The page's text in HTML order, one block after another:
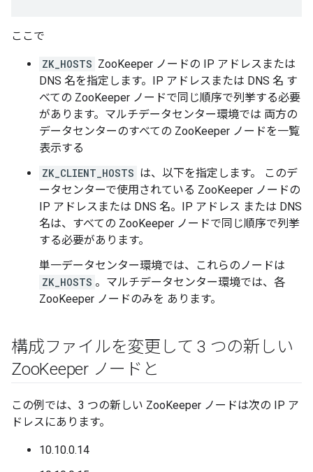
ここで
ZK_HOSTS ZooKeeper ノードの IP アドレスまたは
DNS 名を指定します。IP アドレスまたは DNS 名 す
べての ZooKeeper ノードで同じ順序で列挙する必要
があります。マルチデータセンター環境では 両方の
データセンターのすべての ZooKeeper ノードを一覧
表示する
ZK_CLIENT_HOSTS は、以下を指定します。 このデ
ータセンターで使用されている ZooKeeper ノードの
IP アドレスまたは DNS 名。IP アドレス または DNS
名は、すべての ZooKeeper ノードで同じ順序で列挙
する必要があります。
単一データセンター環境では、これらのノードは
ZK_HOSTS 。マルチデータセンター環境では、各
ZooKeeper ノードのみを あります。
構成ファイルを変更して 3 つの新しい
ZooKeeper ノードと
この例では、3 つの新しい ZooKeeper ノードは次の IP ア
ドレスにあります。
10.10.0.14